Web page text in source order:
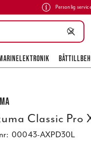
Personlig
Classic Pro
00043-AXPD30L